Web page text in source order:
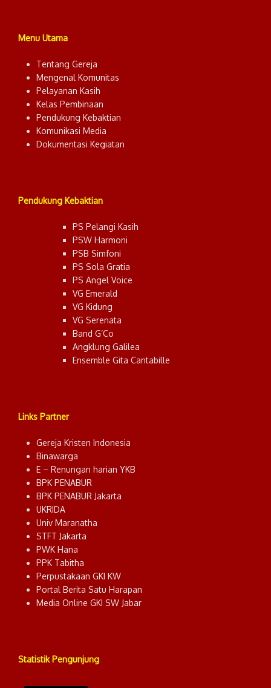
Menu Utama
Tentang Gereja
Mengenal Komunitas
Pelayanan Kasih
Kelas Pembinaan
Pendukung Kebaktian
Komunikasi Media
Dokumentasi Kegiatan
Pendukung Kebaktian
PS Pelangi Kasih
PSW Harmoni
PSB Simfoni
PS Sola Gratia
PS Angel Voice
VG Emerald
VG Kidung
VG Serenata
Band G’Co
Angklung Galilea
Ensemble Gita Cantabille
Links Partner
Gereja Kristen Indonesia
Binawarga
E – Renungan harian YKB
BPK PENABUR
BPK PENABUR Jakarta
UKRIDA
Univ Maranatha
STFT Jakarta
PWK Hana
PPK Tabitha
Perpustakaan GKI KW
Portal Berita Satu Harapan
Media Online GKI SW Jabar
Statistik Pengunjung